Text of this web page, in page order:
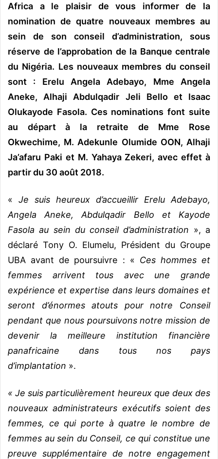
Africa a le plaisir de vous informer de la
nomination de quatre nouveaux membres au
sein de son conseil d’administration, sous
réserve de l’approbation de la Banque centrale
du Nigéria. Les nouveaux membres du conseil
sont : Erelu Angela Adebayo, Mme Angela
Aneke, Alhaji Abdulqadir Jeli Bello et Isaac
Olukayode Fasola. Ces nominations font suite
au départ à la retraite de Mme Rose
Okwechime, M. Adekunle Olumide OON, Alhaji
Ja’afaru Paki et M. Yahaya Zekeri, avec effet à
partir du 30 août 2018.
« Je suis heureux d’accueillir Erelu Adebayo,
Angela Aneke, Abdulqadir Bello et Kayode
Fasola au sein du conseil d’administration », a
déclaré Tony O. Elumelu, Président du Groupe
UBA avant de poursuivre : « Ces hommes et
femmes arrivent tous avec une grande
expérience et expertise dans leurs domaines et
seront d’énormes atouts pour notre Conseil
pendant que nous poursuivons notre mission de
devenir la meilleure institution financière
panafricaine dans tous nos pays
d’implantation ».
« Je suis particulièrement heureux que deux des
nouveaux administrateurs exécutifs soient des
femmes, ce qui porte à quatre le nombre de
femmes au sein du Conseil, ce qui constitue une
preuve supplémentaire de notre engagement